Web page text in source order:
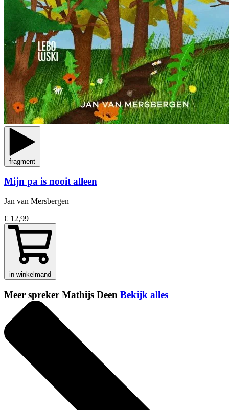
fragment
Mijn pa is nooit alleen
Jan van Mersbergen
€ 12,99
in winkelmand
Meer spreker Mathijs Deen Bekijk alles